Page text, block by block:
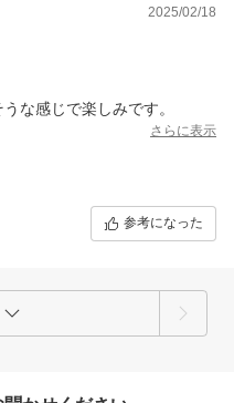
2025/02/18
な感じで楽しみです。
さらに表示
参考になった